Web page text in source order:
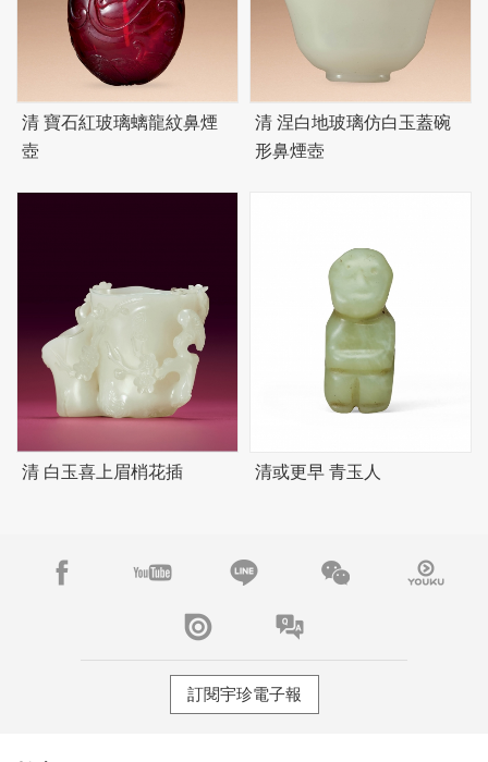
清 寶石紅玻璃螭龍紋鼻煙
壺
清 涅白地玻璃仿白玉蓋碗
形鼻煙壺
清 白玉喜上眉梢花插 清或更早 青玉人
訂閱宇珍電子報